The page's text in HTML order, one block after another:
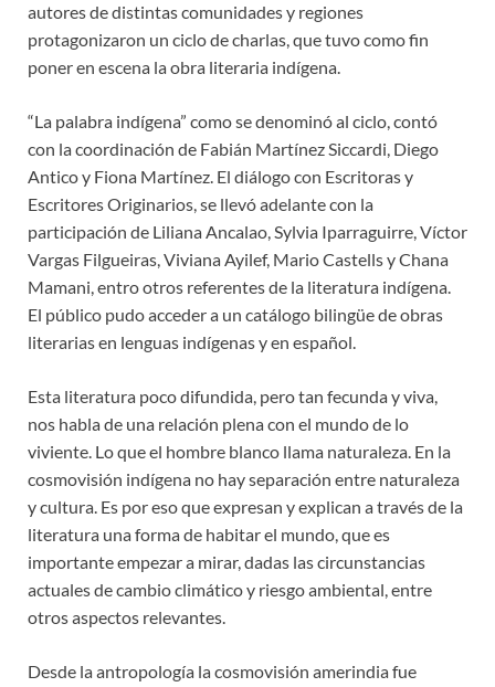
autores de distintas comunidades y regiones
protagonizaron un ciclo de charlas, que tuvo como fin
poner en escena la obra literaria indígena.
“La palabra indígena” como se denominó al ciclo, contó
con la coordinación de Fabián Martínez Siccardi, Diego
Antico y Fiona Martínez. El diálogo con Escritoras y
Escritores Originarios, se llevó adelante con la
participación de Liliana Ancalao, Sylvia Iparraguirre, Víctor
Vargas Filgueiras, Viviana Ayilef, Mario Castells y Chana
Mamani, entro otros referentes de la literatura indígena.
El público pudo acceder a un catálogo bilingüe de obras
literarias en lenguas indígenas y en español.
Esta literatura poco difundida, pero tan fecunda y viva,
nos habla de una relación plena con el mundo de lo
viviente. Lo que el hombre blanco llama naturaleza. En la
cosmovisión indígena no hay separación entre naturaleza
y cultura. Es por eso que expresan y explican a través de la
literatura una forma de habitar el mundo, que es
importante empezar a mirar, dadas las circunstancias
actuales de cambio climático y riesgo ambiental, entre
otros aspectos relevantes.
Desde la antropología la cosmovisión amerindia fue